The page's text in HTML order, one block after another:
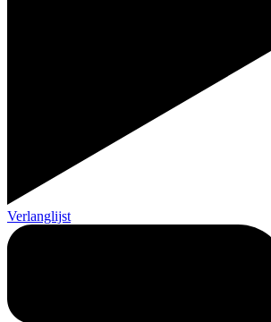
Verlanglijst